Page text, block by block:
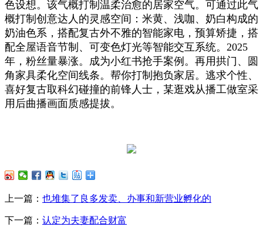
色设想。该气概打制温柔治愈的居家空气。可通过此气
概打制创意达人的灵感空间：米黄、浅咖、奶白构成的
奶油色系，搭配复古外不雅的智能家电，预算矫捷，搭
配全屋语音节制、可变色灯光等智能交互系统。2025
年，粉丝量暴涨。成为小红书抢手案例。再用拱门、圆
角家具柔化空间线条。帮你打制抱负家居。逃求个性、
喜好复古取科幻碰撞的前锋人士，某逛戏从播工做室采
用后曲播画面质感提拔。
上一篇： 也堆集了良多发卖、办事和新营业孵化的
下一篇： 认定为夫妻配合财富